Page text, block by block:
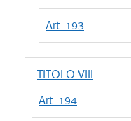
Art. 193
TITOLO VIII
Art. 194